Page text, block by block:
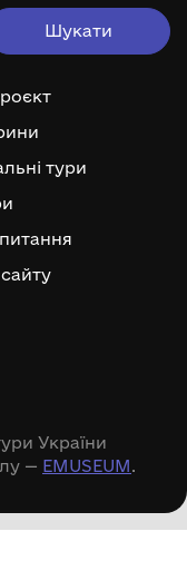
тури
України
— EMUSEUM.